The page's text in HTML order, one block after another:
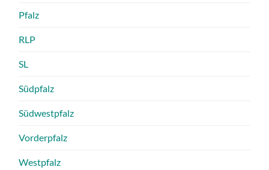
Pfalz
RLP
SL
Südpfalz
Südwestpfalz
Vorderpfalz
Westpfalz